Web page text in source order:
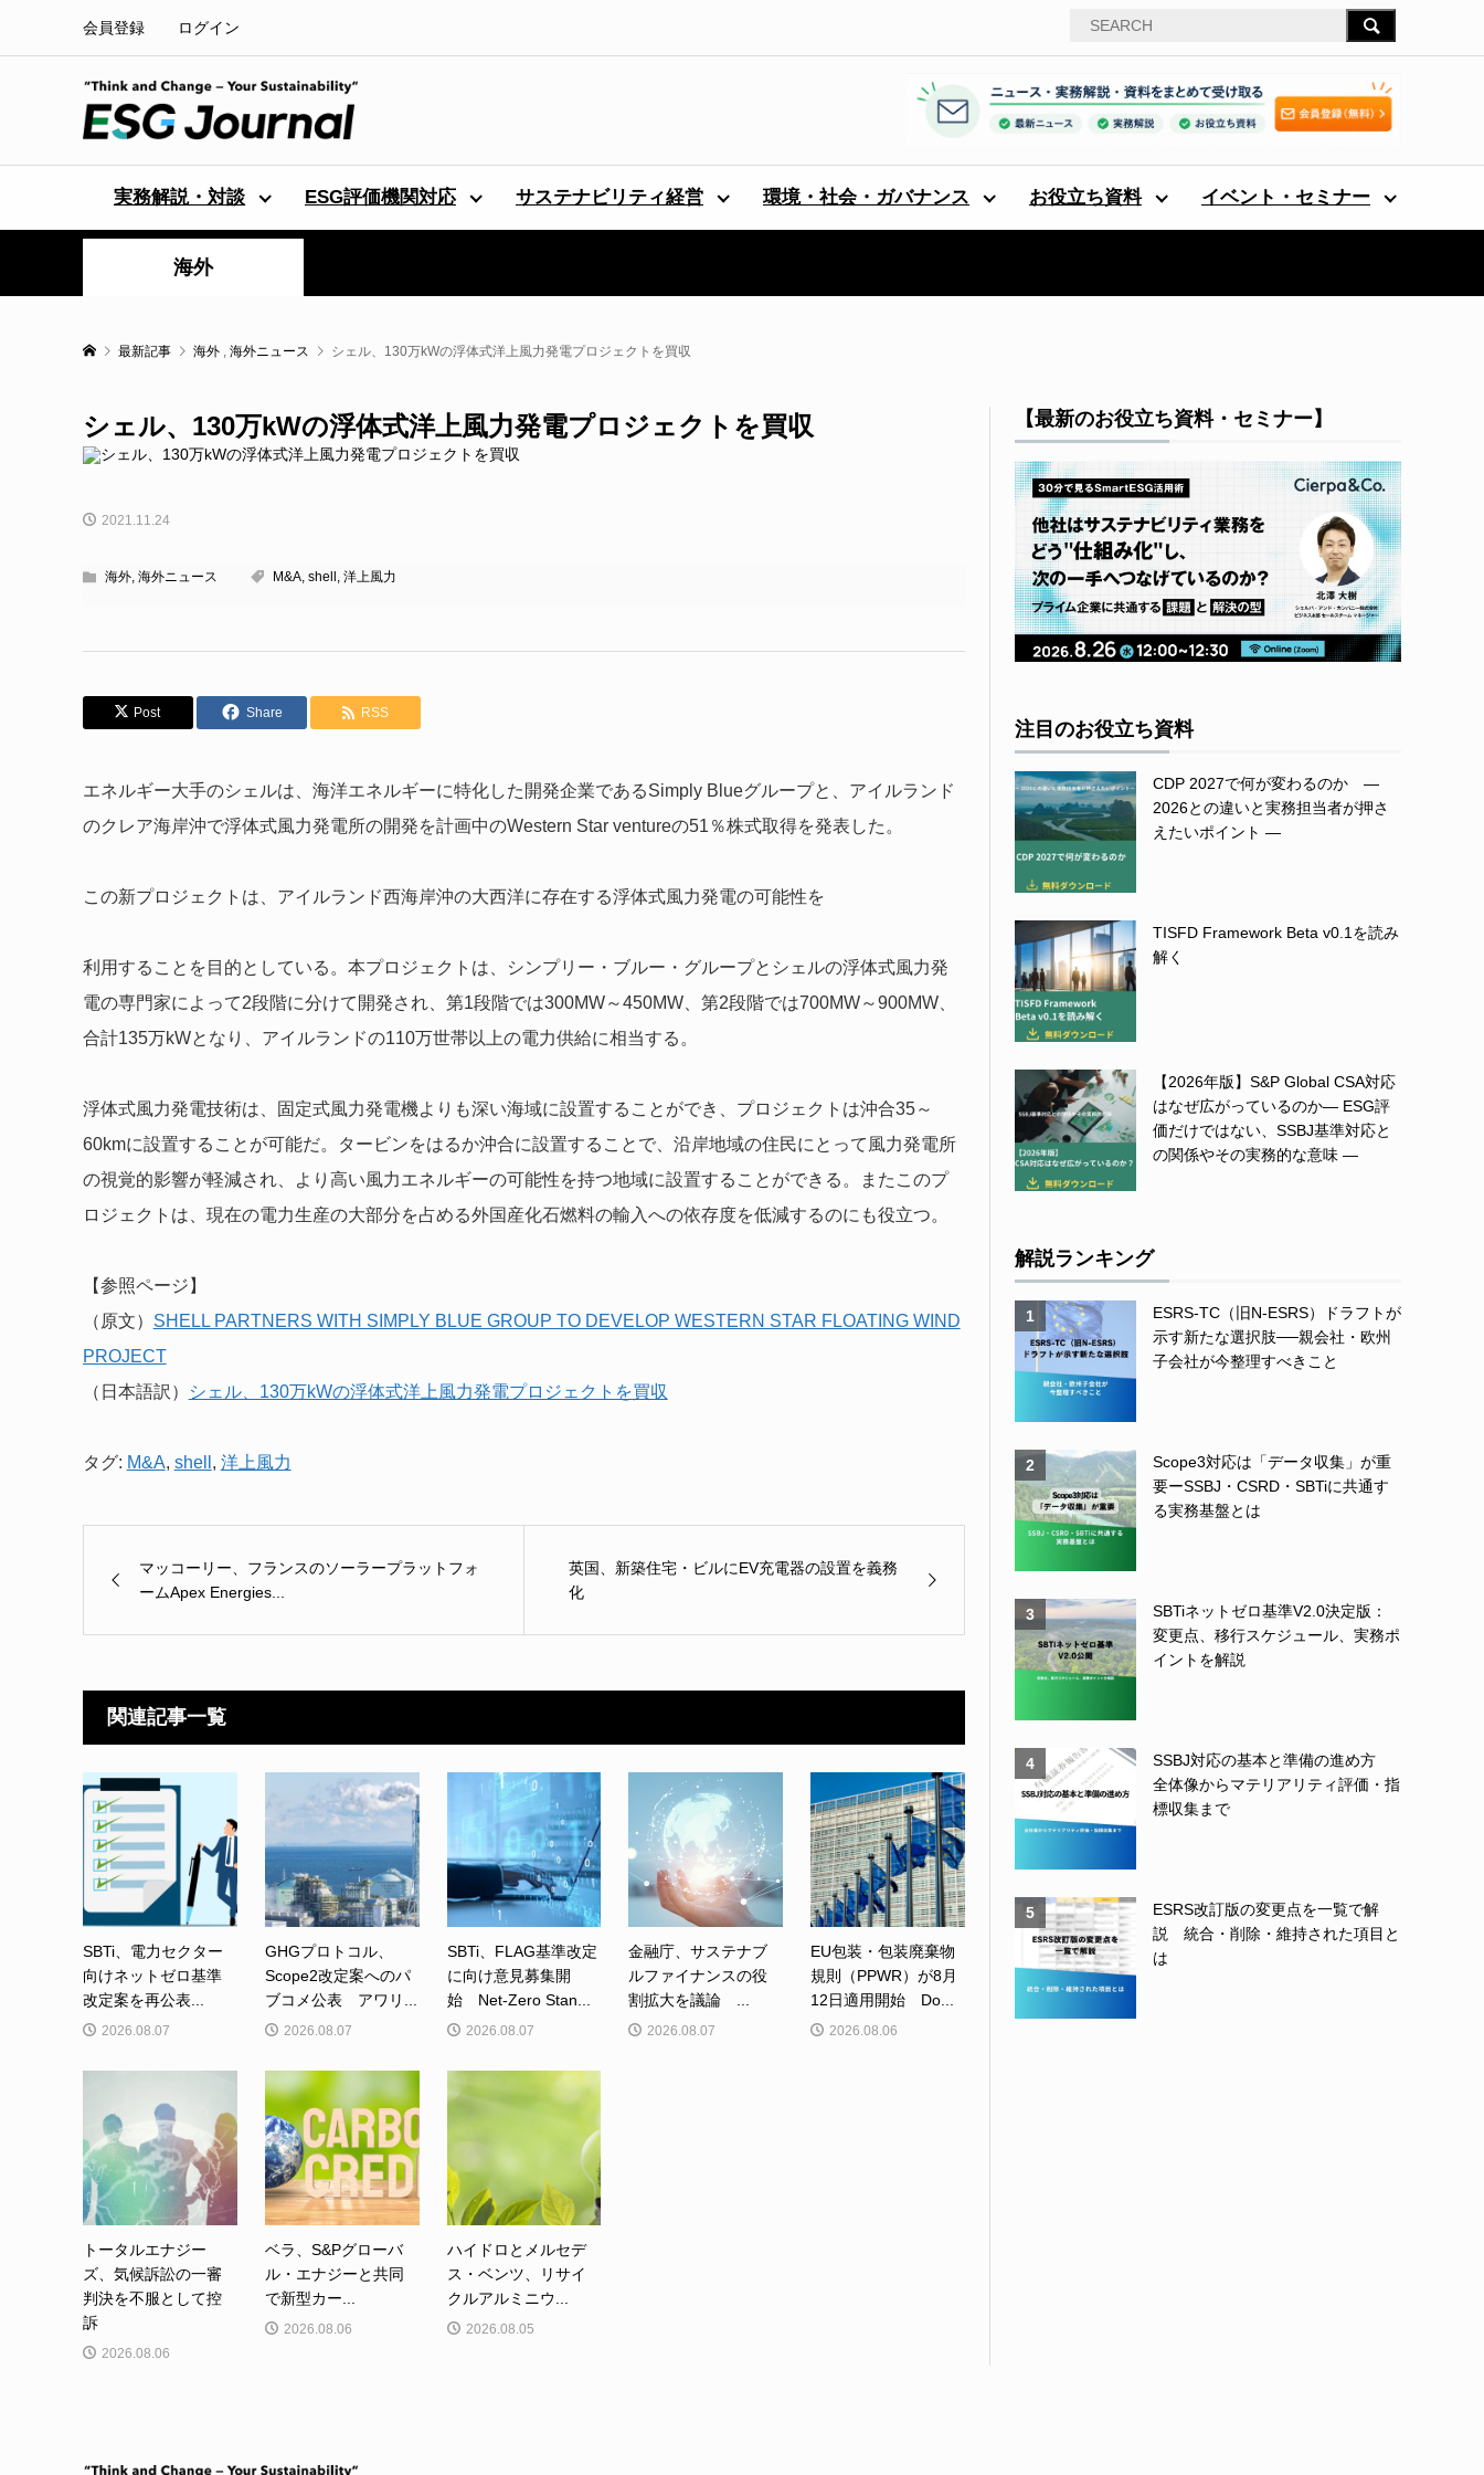
会員登録 ログイン
実務解説・対談 ESG評価機関対応 サステナビリティ経営 環境・社会・ガバナンス お役立ち資料 イベント・セミナー
海外
最新記事 海外 , 海外ニュース シェル、130万kWの浮体式洋上風力発電プロジェクトを買収
シェル、130万kWの浮体式洋上風力発電プロジェクトを買収
2021.11.24
海外, 海外ニュース M&A, shell , 洋上風力
Post Share RSS
エネルギー大手のシェルは、海洋エネルギーに特化した開発企業であるSimply Blueグループと、アイルランド
のクレア海岸沖で浮体式風力発電所の開発を計画中のWestern Star ventureの51％株式取得を発表した。
この新プロジェクトは、アイルランド西海岸沖の大西洋に存在する浮体式風力発電の可能性を
利用することを目的としている。本プロジェクトは、シンプリー・ブルー・グループとシェルの浮体式風力発
電の専門家によって2段階に分けて開発され、第1段階では300MW～450MW、第2段階では700MW～900MW、
合計135万kWとなり、アイルランドの110万世帯以上の電力供給に相当する。
浮体式風力発電技術は、固定式風力発電機よりも深い海域に設置することができ、プロジェクトは沖合35～
60kmに設置することが可能だ。タービンをはるか沖合に設置することで、沿岸地域の住民にとって風力発電所
の視覚的影響が軽減され、より高い風力エネルギーの可能性を持つ地域に設置することができる。またこのプ
ロジェクトは、現在の電力生産の大部分を占める外国産化石燃料の輸入への依存度を低減するのにも役立つ。
【参照ページ】
（原文） SHELL PARTNERS WITH SIMPLY BLUE GROUP TO DEVELOP WESTERN STAR FLOATING WIND
PROJECT
（日本語訳）
シェル、130万kWの浮体式洋上風力発電プロジェクトを買収
タグ: M&A, shell , 洋上風力
マッコーリー、フランスのソーラープラットフォ
ームApex Energies...
英国、新築住宅・ビルにEV充電器の設置を義務
化
関連記事一覧
SBTi、電力セクター
向けネットゼロ基準
改定案を再公表...
2026.08.07
GHGプロトコル、
Scope2改定案へのパ
ブコメ公表 アワリ...
2026.08.07
SBTi、FLAG基準改定
に向け意見募集開
始 Net-Zero Stan...
2026.08.07
金融庁、サステナブ
ルファイナンスの役
割拡大を議論 ...
2026.08.07
EU包装・包装廃棄物
規則（PPWR）が8月
12日適用開始 Do...
2026.08.06
トータルエナジー
ズ、気候訴訟の一審
判決を不服として控
訴
2026.08.06
ベラ、S&Pグローバ
ル・エナジーと共同
で新型カー...
2026.08.06
ハイドロとメルセデ
ス・ベンツ、リサイ
クルアルミニウ...
2026.08.05
【最新のお役立ち資料・セミナー】
注目のお役立ち資料
CDP 2027で何が変わるのか ―
2026との違いと実務担当者が押さ
えたいポイント ―
TISFD Framework Beta v0.1を読み
解く
【2026年版】S&P Global CSA対応
はなぜ広がっているのか― ESG評
価だけではない、SSBJ基準対応と
の関係やその実務的な意味 ―
解説ランキング
1
ESRS-TC（旧N-ESRS）ドラフトが
示す新たな選択肢──親会社・欧州
子会社が今整理すべきこと
2
Scope3対応は「データ収集」が重
要ーSSBJ・CSRD・SBTiに共通す
る実務基盤とは
3
SBTiネットゼロ基準V2.0決定版：
変更点、移行スケジュール、実務ポ
イントを解説
4
SSBJ対応の基本と準備の進め方
全体像からマテリアリティ評価・指
標収集まで
5
ESRS改訂版の変更点を一覧で解
説 統合・削除・維持された項目と
は